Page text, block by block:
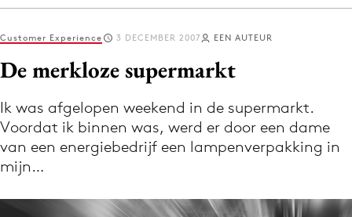
Log in
Download de app
Volg het laatste nieuws via de Adformatie
Nieuws app
Customer Experience 3 DECEMBER 2007 EEN AUTEUR
De merkloze supermarkt
Ik was afgelopen weekend in de supermarkt.
Voordat ik binnen was, werd er door een dame
van een energiebedrijf een lampenverpakking in
mijn…